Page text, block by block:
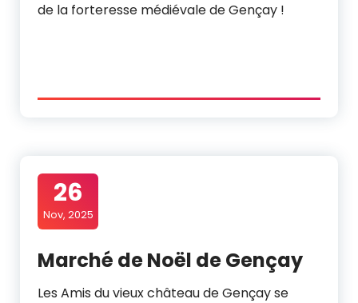
de la forteresse médiévale de Gençay !
26
Nov, 2025
Marché de Noël de Gençay
Les Amis du vieux château de Gençay se